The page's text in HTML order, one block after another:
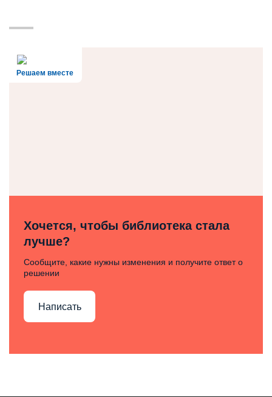
Решаем вместе
Хочется, чтобы библиотека стала
лучше?
Сообщите, какие нужны изменения и получите ответ о
решении
Написать